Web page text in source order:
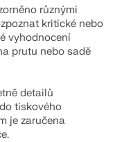
různými
kritické nebo
vyhodnocení
prutu nebo sadě
detailů
tiskového
je zaručena